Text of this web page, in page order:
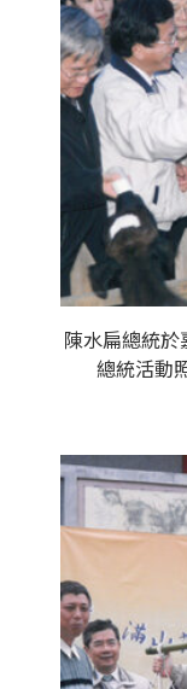
陳水扁總統
總統活動